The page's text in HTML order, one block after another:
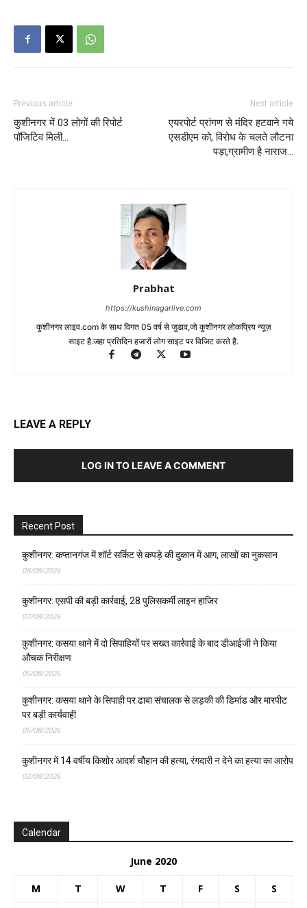
Previous article
कुशीनगर में 03 लोगों की रिपोर्ट
पॉजिटिव मिली…
Next article
एयरपोर्ट प्रांगण से मंदिर हटवाने गये
एसडीएम को, विरोध के चलते लौटना
पड़ा,ग्रामीण है नाराज…
Prabhat
https://kushinagarlive.com
कुशीनगर लाइव.com के साथ विगत 05 वर्ष से जुडाव,जो कुशीनगर लोकप्रिय न्यूज़
साइट है.जहा प्रतिदिन हजारों लोग साइट पर विजिट करते है.
LEAVE A REPLY
LOG IN TO LEAVE A COMMENT
Recent Post
कुशीनगर: कप्तानगंज में शॉर्ट सर्किट से कपड़े की दुकान में आग, लाखों का नुकसान
08/08/2026
कुशीनगर: एसपी की बड़ी कार्रवाई, 28 पुलिसकर्मी लाइन हाजिर
07/08/2026
कुशीनगर: कसया थाने में दो सिपाहियों पर सख्त कार्रवाई के बाद डीआईजी ने किया
औचक निरीक्षण
05/08/2026
कुशीनगर: कसया थाने के सिपाही पर ढाबा संचालक से लड़की की डिमांड और मारपीट
पर बड़ी कार्यवाही
05/08/2026
कुशीनगर में 14 वर्षीय किशोर आदर्श चौहान की हत्या, रंगदारी न देने का हत्या का आरोप
02/08/2026
Calendar
June 2020
M T W T F S S